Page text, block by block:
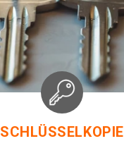
SCHLÜSSELKOPIE